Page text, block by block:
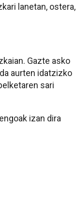
lanetan, ostera,
Gazte asko
aurten idatzizko
sari
izan dira